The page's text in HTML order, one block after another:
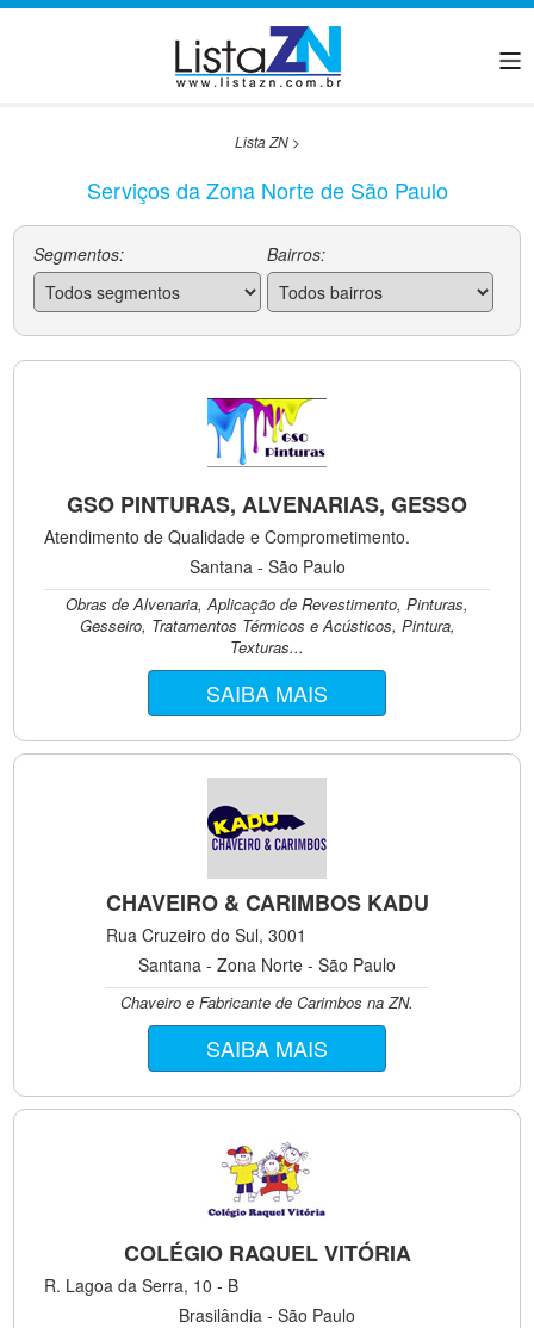
Lista ZN>
Serviços da Zona Norte de São Paulo
Segmentos: Bairros:
GSO PINTURAS, ALVENARIAS, GESSO
Atendimento de Qualidade e Comprometimento.
Santana - São Paulo
Obras de Alvenaria, Aplicação de Revestimento, Pinturas,
Gesseiro, Tratamentos Térmicos e Acústicos, Pintura,
Texturas...
SAIBA MAIS
CHAVEIRO & CARIMBOS KADU
Rua Cruzeiro do Sul, 3001
Santana - Zona Norte - São Paulo
Chaveiro e Fabricante de Carimbos na ZN.
SAIBA MAIS
COLÉGIO RAQUEL VITÓRIA
R. Lagoa da Serra, 10 - B
Brasilândia - São Paulo